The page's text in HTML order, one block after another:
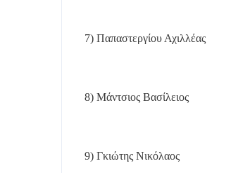
7) Παπαστεργίου Αχιλλέας
8) Μάντσιος Βασίλειος
9) Γκιώτης Νικόλαος